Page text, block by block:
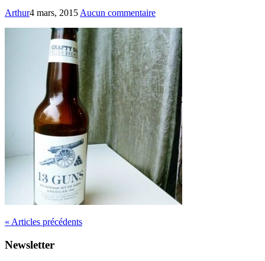
Arthur4 mars, 2015 Aucun commentaire
« Articles précédents
Newsletter